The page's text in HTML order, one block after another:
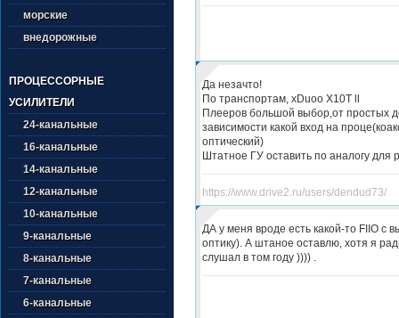
морские
внедорожные
ПРОЦЕССОРНЫЕ
УСИЛИТЕЛИ
24-канальные
16-канальные
14-канальные
12-канальные
10-канальные
9-канальные
8-канальные
7-канальные
6-канальные
Да незачто!
По транспортам, xDuoo X10T ll
Плееров большой выбор,от простых
зависимости какой вход на
оптический)
Штатное ГУ оставить по аналогу для
https://www.drive2.ru/users/dendud73/
ДА у меня вроде есть какой-то FIIO с
оптику). А штаное оставлю, хотя я
слушал в том году )))) .